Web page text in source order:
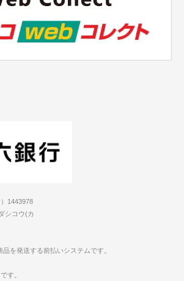
1443978
シコウ(カ
を発送する前払いシステムです。
す。